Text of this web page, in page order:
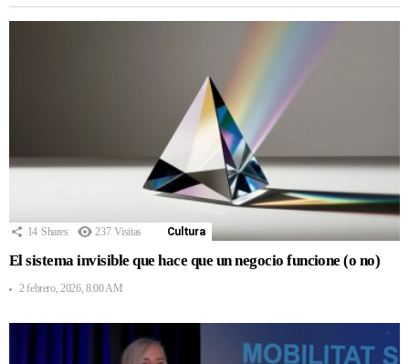
14 Shares 237 Visitas Cultura
El sistema invisible que hace que un negocio funcione (o no)
2 febrero, 2026, 8:00 AM